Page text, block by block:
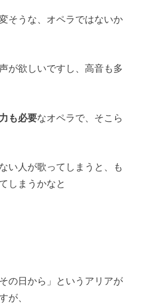
そうな、オペラではないか
が欲しいですし、高音も多
も必要なオペラで、そこら
い人が歌ってしまうと、も
しまうかなと
の日から」というアリアが
が、